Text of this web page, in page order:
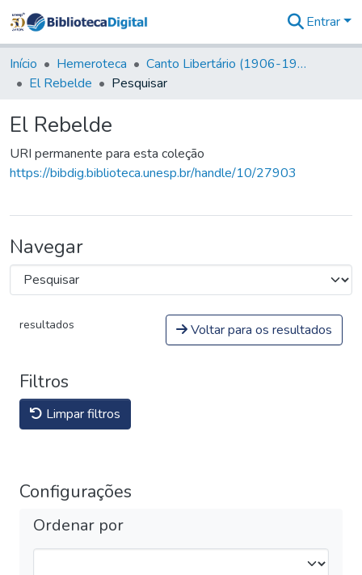
&
Coleções
Tudo na
Estatísticas
Entrar
Início Hemeroteca
Canto Libertário (1906-1995)
El Rebelde
Pesquisar
El Rebelde
URI permanente para esta coleção
https://bibdig.biblioteca.unesp.br/handle/10/27903
Navegar
resultados Voltar para os resultados
Filtros
Limpar filtros
Configurações
Ordenar por